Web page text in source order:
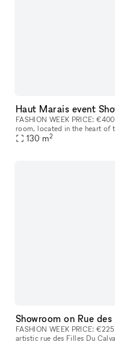
Haut Marais event
FASHION WEEK PRICE:
room​,​ located in the heart of
courtyard​,​ is an outstanding
130 m2
Showroom on Rue
FASHION WEEK PRICE:
artistic rue des Filles Du